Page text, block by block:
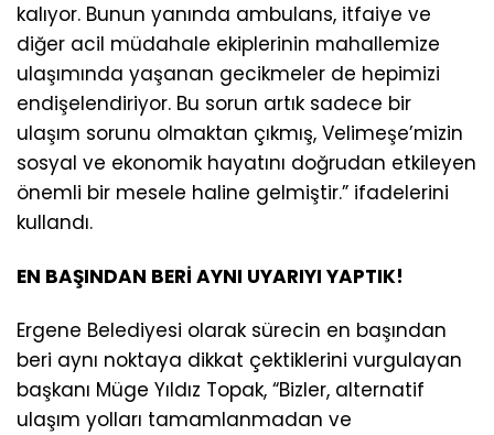
kalıyor. Bunun yanında ambulans, itfaiye ve
diğer acil müdahale ekiplerinin mahallemize
ulaşımında yaşanan gecikmeler de hepimizi
endişelendiriyor. Bu sorun artık sadece bir
ulaşım sorunu olmaktan çıkmış, Velimeşe’mizin
sosyal ve ekonomik hayatını doğrudan etkileyen
önemli bir mesele haline gelmiştir.” ifadelerini
kullandı.
EN BAŞINDAN BERİ AYNI UYARIYI YAPTIK!
Ergene Belediyesi olarak sürecin en başından
beri aynı noktaya dikkat çektiklerini vurgulayan
başkanı Müge Yıldız Topak, “Bizler, alternatif
ulaşım yolları tamamlanmadan ve